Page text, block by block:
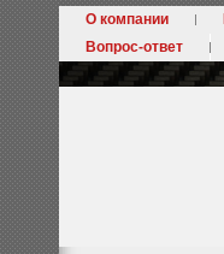
О компании
Вопрос-ответ